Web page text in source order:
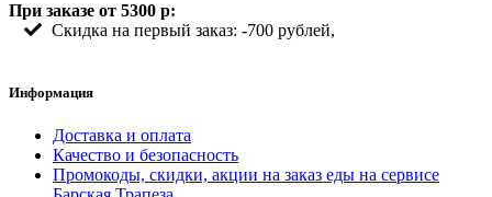
При заказе от 5300 р:
Скидка на первый заказ: -700 рублей,
Информация
Доставка и оплата
Качество и безопасность
Промокоды, скидки, акции на заказ еды на сервисе